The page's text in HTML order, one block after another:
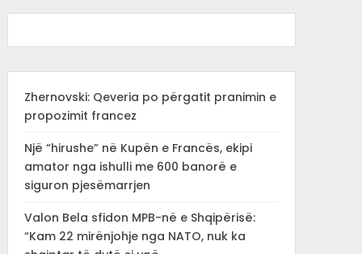
Zhernovski: Qeveria po përgatit pranimin e
propozimit francez
Një “hirushe” në Kupën e Francës, ekipi
amator nga ishulli me 600 banorë e
siguron pjesëmarrjen
Valon Bela sfidon MPB-në e Shqipërisë:
“Kam 22 mirënjohje nga NATO, nuk ka